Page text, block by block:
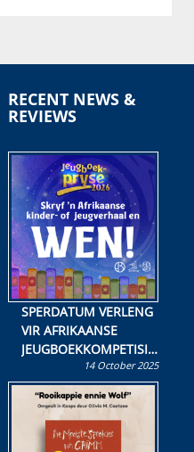
RECENT NEWS &
REVIEWS
SPERDATUM VERLENG
VIR AFRIKAANSE
JEUGBOEKKOMPETISIE
Skryf ’n jeugboek of
kinderboek en staan ’n
kans om R50 000 te
wen!
14 October 2025